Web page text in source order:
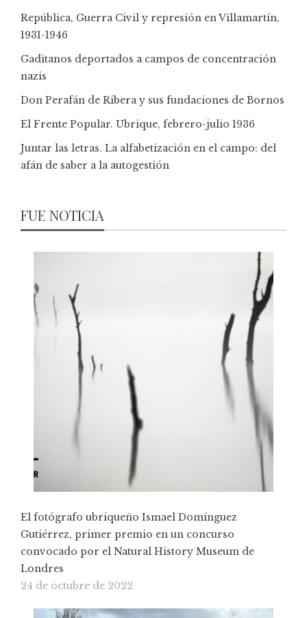
República, Guerra Civil y represión en Villamartín,
1931-1946
Gaditanos deportados a campos de concentración
nazis
Don Perafán de Ribera y sus fundaciones de Bornos
El Frente Popular. Ubrique, febrero-julio 1936
Juntar las letras. La alfabetización en el campo: del
afán de saber a la autogestión
FUE NOTICIA
El fotógrafo ubriqueño Ismael Domínguez
Gutiérrez, primer premio en un concurso
convocado por el Natural History Museum de
Londres
24 de octubre de 2022